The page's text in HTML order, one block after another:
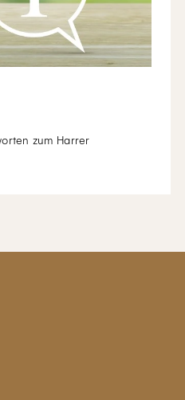
zum Harrer